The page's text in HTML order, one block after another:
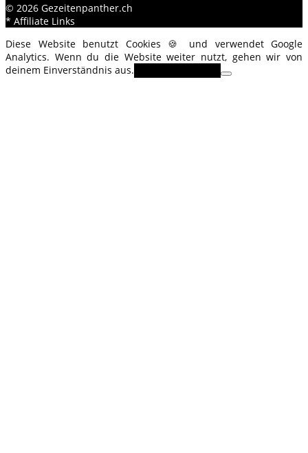
© 2026 Gezeitenpanther.ch
* Affiliate Links
Diese Website benutzt Cookies 🍪 und verwendet Google
Analytics. Wenn du die Website weiter nutzt, gehen wir von
deinem Einverständnis aus.